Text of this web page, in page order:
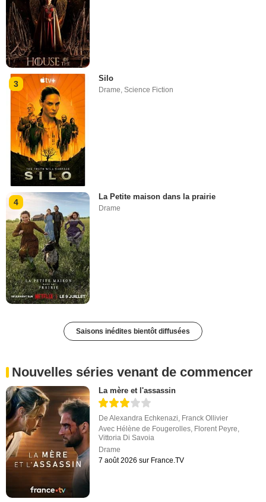
3
Silo
Drame,Science Fiction
4
La Petite maison dans la prairie
Drame
Saisons inédites bientôt diffusées
Nouvelles séries venant de commencer
La mère et l'assassin
DeAlexandra Echkenazi, Franck Ollivier
Avec Hélène de Fougerolles, Florent Peyre,
Vittoria Di Savoia
Drame
7 août 2026 sur France.TV